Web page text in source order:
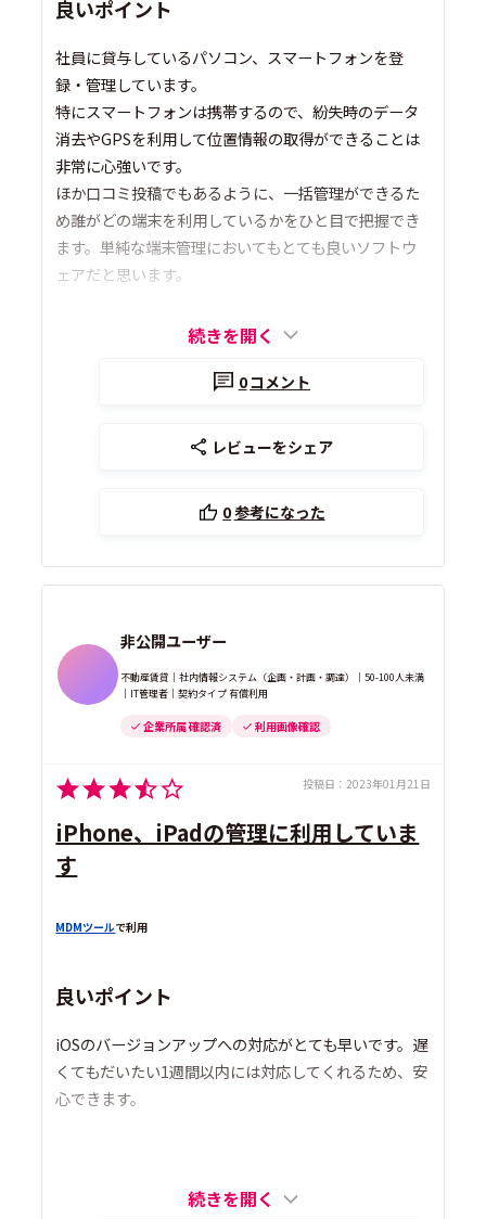
良いポイント
社員に貸与しているパソコン、スマートフォンを登
録・管理しています。
特にスマートフォンは携帯するので、紛失時のデータ
消去やGPSを利用して位置情報の取得ができることは
非常に心強いです。
ほか口コミ投稿でもあるように、一括管理ができるた
め誰がどの端末を利用しているかをひと目で把握でき
ます。単純な端末管理においてもとても良いソフトウ
ェアだと思います。
続きを開く
0コメント
レビューをシェア
0参考になった
非公開ユーザー
不動産賃貸｜社内情報システム（企画・計画・調達）｜50-100人未満
｜IT管理者｜契約タイプ 有償利用
企業所属 確認済 利用画像確認
投稿日： 2023年01月21日
iPhone、iPadの管理に利用していま
す
MDMツールで利用
良いポイント
iOSのバージョンアップへの対応がとても早いです。遅
くてもだいたい1週間以内には対応してくれるため、安
心できます。
続きを開く